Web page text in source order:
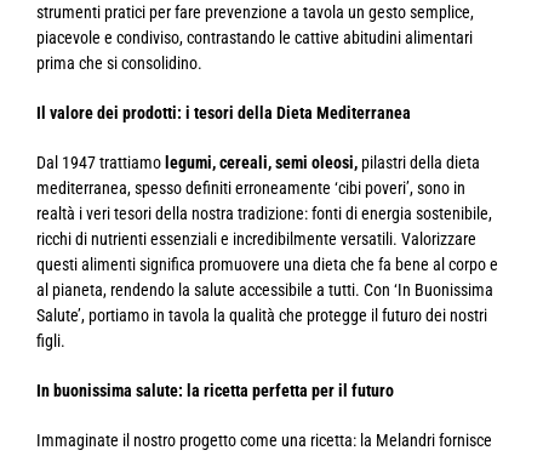
strumenti pratici per fare prevenzione a tavola un gesto semplice,
piacevole e condiviso, contrastando le cattive abitudini alimentari
prima che si consolidino.
Il valore dei prodotti: i tesori della Dieta Mediterranea
Dal 1947 trattiamo legumi, cereali, semi oleosi,pilastri della dieta
mediterranea, spesso definiti erroneamente ‘cibi poveri’, sono in
realtà i veri tesori della nostra tradizione: fonti di energia sostenibile,
ricchi di nutrienti essenziali e incredibilmente versatili. Valorizzare
questi alimenti significa promuovere una dieta che fa bene al corpo e
al pianeta, rendendo la salute accessibile a tutti. Con ‘In Buonissima
Salute’, portiamo in tavola la qualità che protegge il futuro dei nostri
figli.
In buonissima salute: la ricetta perfetta per il futuro
Immaginate il nostro progetto come una ricetta: la Melandri fornisce